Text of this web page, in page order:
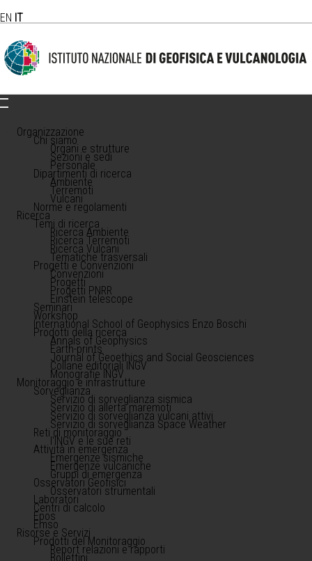
EN IT
Organizzazione
Chi siamo
Organi e strutture
Sezioni e sedi
Personale
Dipartimenti di ricerca
Ambiente
Terremoti
Vulcani
Norme e regolamenti
Ricerca
Temi di ricerca
Ricerca Ambiente
Ricerca Terremoti
Ricerca Vulcani
Tematiche trasversali
Progetti e Convenzioni
Convenzioni
Progetti
Progetti PNRR
Einstein telescope
Seminari
Workshop
International School of Geophysics Enzo Boschi
Prodotti della ricerca
Annals of Geophysics
Earth-prints
Journal of Geoethics and Social Geosciences
Collane editoriali INGV
Monografie INGV
Monitoraggio e infrastrutture
Sorveglianza
Servizio di sorveglianza sismica
Servizio di allerta maremoti
Servizio di sorveglianza vulcani attivi
Servizio di sorveglianza Space Weather
Reti di monitoraggio
l'INGV e le sue reti
Attività in emergenza
Emergenze sismiche
Emergenze vulcaniche
Gruppi di emergenza
Osservatori Geofisici
Osservatori strumentali
Laboratori
Centri di calcolo
Epos
Emso
Risorse e Servizi
Prodotti del Monitoraggio
Report relazioni e rapporti
Bollettini